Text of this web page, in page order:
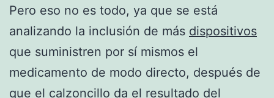
Pero eso no es todo, ya que se está
analizando la inclusión de más dispositivos
que suministren por sí mismos el
medicamento de modo directo, después de
que el calzoncillo da el resultado del